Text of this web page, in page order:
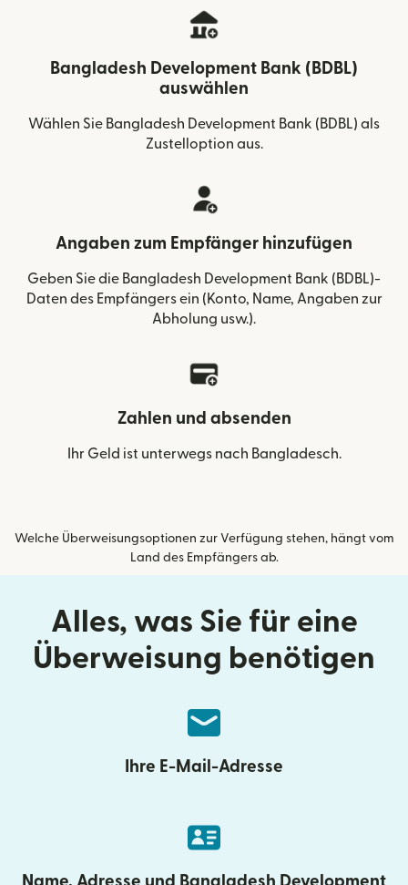
Bangladesh Development Bank (BDBL)
auswählen
Wählen Sie Bangladesh Development Bank (BDBL) als
Zustelloption aus.
Angaben zum Empfänger hinzufügen
Geben Sie die Bangladesh Development Bank (BDBL)-
Daten des Empfängers ein (Konto, Name, Angaben zur
Abholung usw.).
Zahlen und absenden
Ihr Geld ist unterwegs nach Bangladesch.
Welche Überweisungsoptionen zur Verfügung stehen, hängt vom
Land des Empfängers ab.
Alles, was Sie für eine
Überweisung benötigen
Ihre E-Mail-Adresse